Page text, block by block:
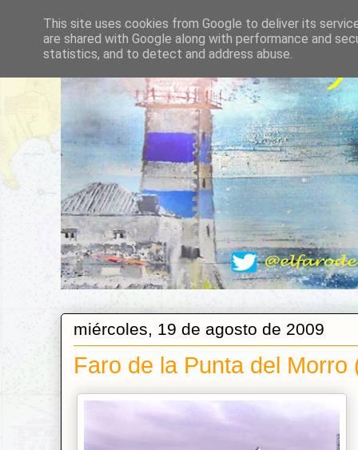
miércoles, 19 de agosto de 2009
Faro de la Punta del Morro
This site uses cookies from Google to deliver its
are shared with Google along with performance and
statistics, and to detect and address abuse.